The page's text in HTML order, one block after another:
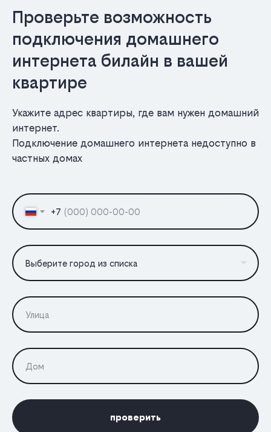
Проверьте возможность
подключения домашнего
интернета билайн в вашей
квартире
Укажите адрес квартиры, где вам нужен домашний
интернет.
Подключение домашнего интернета недоступно в
частных домах
+7
проверить